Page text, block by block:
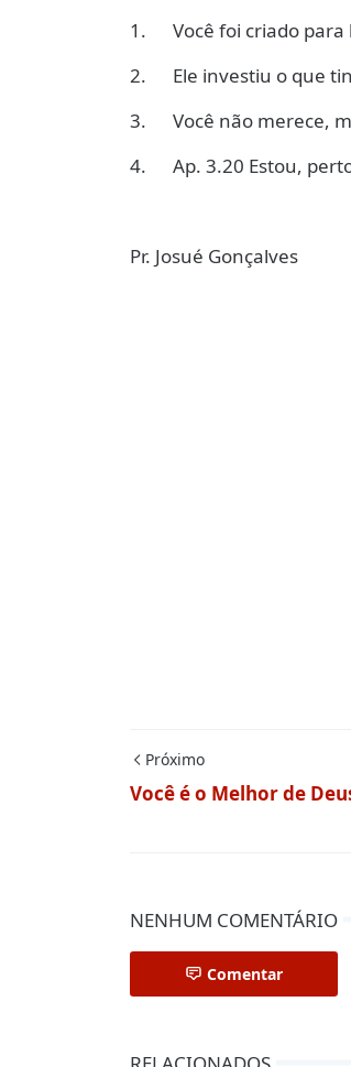
1. Você foi criado para
2. Ele investiu o que
3. Você não merece,
4. Ap. 3.20 Estou,
Pr. Josué Gonçalves
Próximo
Você é o Melhor de
NENHUM COMENTÁRIO
Comentar